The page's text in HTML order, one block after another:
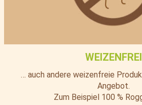
WEIZENFREI
… auch andere weizenfreie
Angebot.
Zum Beispiel 100 %